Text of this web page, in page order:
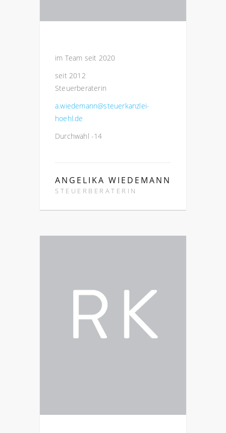
im Team seit 2020
seit 2012
Steuerberaterin
a.wiedemann@steuerkanzlei-
hoehl.de
Durchwahl -14
ANGELIKA WIEDEMANN
STEUERBERATERIN